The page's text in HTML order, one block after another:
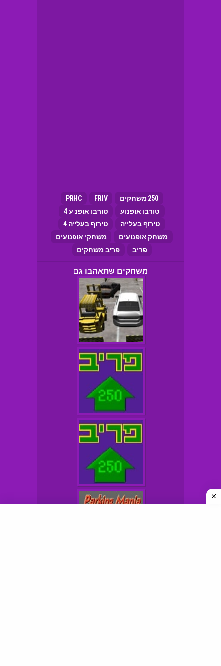
250 משחקים FRIV
PRHC
טורבו אופנוע
טורבו אופנוע 4
טירוף בעלייה
טירוף בעלייה 4
משחק אופנועים
משחקי אופנועים
פריב
פריב משחקים
משחקים שתאהבו גם